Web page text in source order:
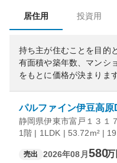
居住用 投資用
持ち主が住むことを目的
有面積や築年数、マンシ
をもとに価格が決まります
パルファイン伊豆高原
静岡県伊東市富戸１３１
1階 | 1LDK | 53.72m² |
売出 2026年08月 580万